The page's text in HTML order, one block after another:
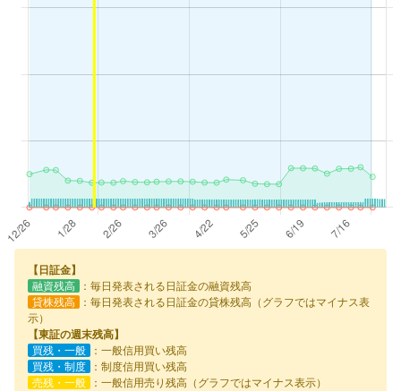
【日証金】
融資残高
：毎日発表される日証金の融資残高
貸株残高
：毎日発表される日証金の貸株残高（グラフではマイナス表
示）
【東証の週末残高】
買残・一般
：一般信用買い残高
買残・制度
：制度信用買い残高
売残・一般
：一般信用売り残高（グラフではマイナス表示）